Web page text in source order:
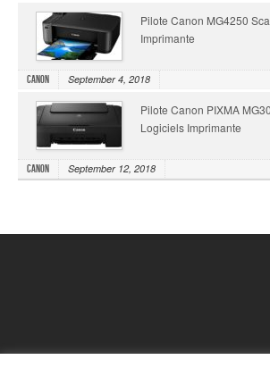
Pilote Canon MG4250
Imprimante
Canon September 4, 2018
Pilote Canon PIXMA
Logiciels Imprimante
Canon September 12, 2018